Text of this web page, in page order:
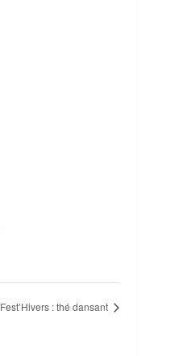
Fest’Hivers : thé dansant